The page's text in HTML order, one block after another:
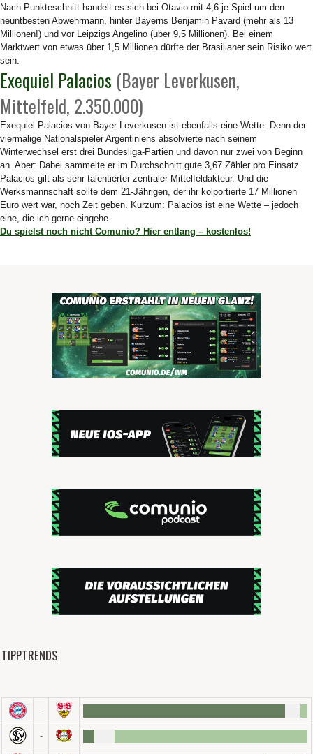
Nach Punkteschnitt handelt es sich bei Otavio mit 4,6 je Spiel um den
neuntbesten Abwehrmann, hinter Bayerns Benjamin Pavard (mehr als 13
Millionen!) und vor Leipzigs Angelino (über 9,5 Millionen). Bei einem
Marktwert von etwas über 1,5 Millionen dürfte der Brasilianer sein Risiko wert
sein.
Exequiel Palacios (Bayer Leverkusen,
Mittelfeld, 2.350.000)
Exequiel Palacios von Bayer Leverkusen ist ebenfalls eine Wette. Denn der
viermalige Nationalspieler Argentiniens absolvierte nach seinem
Winterwechsel erst drei Bundesliga-Partien und davon nur zwei von Beginn
an. Aber: Dabei sammelte er im Durchschnitt gute 3,67 Zähler pro Einsatz.
Palacios gilt als sehr talentierter zentraler Mittelfeldakteur. Und die
Werksmannschaft sollte dem 21-Jährigen, der ihr kolportierte 17 Millionen
Euro wert war, noch Zeit geben. Kurzum: Palacios ist eine Wette – jedoch
eine, die ich gerne eingehe.
Du spielst noch nicht Comunio? Hier entlang – kostenlos!
TIPPTRENDS
-
-